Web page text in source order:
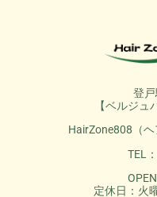
登
【ベルジュ
HairZone808（ヘ
TEL
定休日：火